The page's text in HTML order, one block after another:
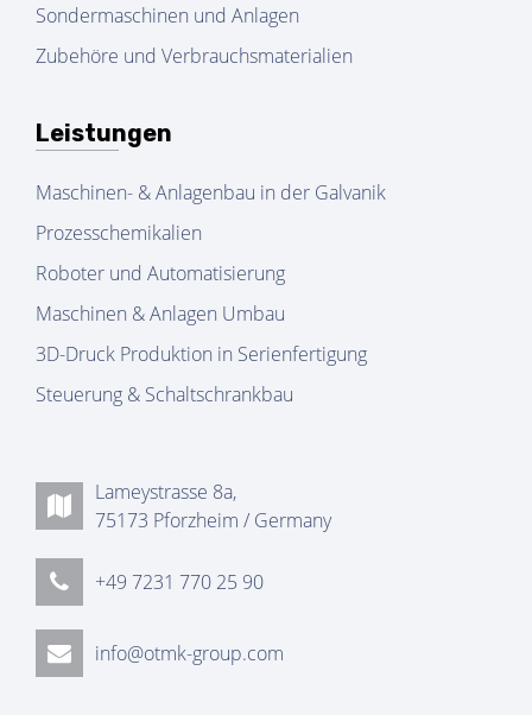
Sondermaschinen und Anlagen
Zubehöre und Verbrauchsmaterialien
Leistungen
Maschinen- & Anlagenbau in der Galvanik
Prozesschemikalien
Roboter und Automatisierung
Maschinen & Anlagen Umbau
3D-Druck Produktion in Serienfertigung
Steuerung & Schaltschrankbau
Lameystrasse 8a,
75173 Pforzheim / Germany
+49 7231 770 25 90
info@otmk-group.com